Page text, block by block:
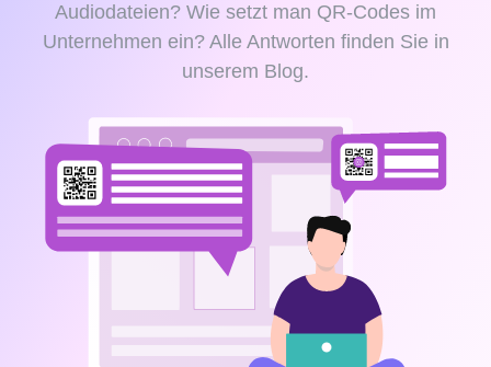
Audiodateien? Wie setzt man QR-Codes im
Unternehmen ein? Alle Antworten finden Sie in
unserem Blog.